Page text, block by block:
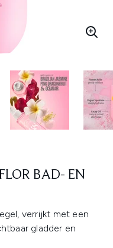
BAD- EN
verrijkt met een
gladder en